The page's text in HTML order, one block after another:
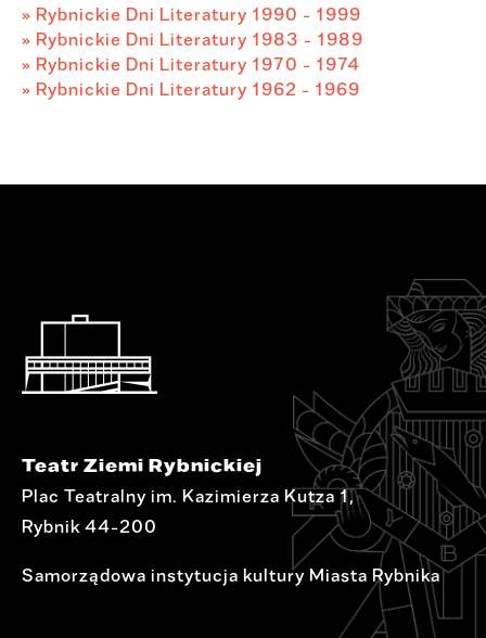
» Rybnickie Dni Literatury 1990 - 1999
» Rybnickie Dni Literatury 1983 - 1989
» Rybnickie Dni Literatury 1970 - 1974
» Rybnickie Dni Literatury 1962 - 1969
Teatr Ziemi Rybnickiej
Plac Teatralny im. Kazimierza Kutza 1,
Rybnik 44-200
Samorządowa instytucja kultury Miasta Rybnika